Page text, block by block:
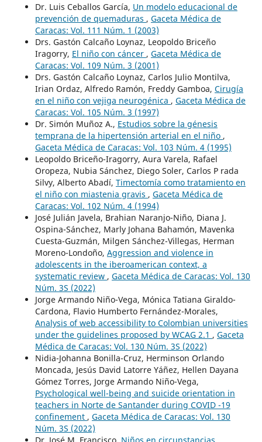
Dr. Luis Ceballos García, Un modelo educacional de
prevención de quemaduras , Gaceta Médica de
Caracas: Vol. 111 Núm. 1 (2003)
Drs. Gastón Calcaño Loynaz, Leopoldo Briceño
Iragorry, El niño con cáncer , Gaceta Médica de
Caracas: Vol. 109 Núm. 3 (2001)
Drs. Gastón Calcaño Loynaz, Carlos Julio Montilva,
Irian Ordaz, Alfredo Ramón, Freddy Gamboa, Cirugía
en el niño con vejiga neurogénica , Gaceta Médica de
Caracas: Vol. 105 Núm. 3 (1997)
Dr. Simón Muñoz A., Estudios sobre la génesis
temprana de la hipertensión arterial en el niño ,
Gaceta Médica de Caracas: Vol. 103 Núm. 4 (1995)
Leopoldo Briceño-Iragorry, Aura Varela, Rafael
Oropeza, Nubia Sánchez, Diego Soler, Carlos P rada
Silvy, Alberto Abadí, Timectomía como tratamiento en
el niño con miastenia gravis , Gaceta Médica de
Caracas: Vol. 102 Núm. 4 (1994)
José Julián Javela, Brahian Naranjo-Niño, Diana J.
Ospina-Sánchez, Marly Johana Bahamón, Mavenka
Cuesta-Guzmán, Milgen Sánchez-Villegas, Herman
Moreno-Londoño, Aggression and violence in
adolescents in the iberoamerican context, a
systematic review , Gaceta Médica de Caracas: Vol. 130
Núm. 3S (2022)
Jorge Armando Niño-Vega, Mónica Tatiana Giraldo-
Cardona, Flavio Humberto Fernández-Morales,
Analysis of web accessibility to Colombian universities
under the guidelines proposed by WCAG 2.1 , Gaceta
Médica de Caracas: Vol. 130 Núm. 3S (2022)
Nidia-Johanna Bonilla-Cruz, Herminson Orlando
Moncada, Jesús David Latorre Yáñez, Hellen Dayana
Gómez Torres, Jorge Armando Niño-Vega,
Psychological well-being and suicide orientation in
teachers in Norte de Santander during COVID -19
confinement , Gaceta Médica de Caracas: Vol. 130
Núm. 3S (2022)